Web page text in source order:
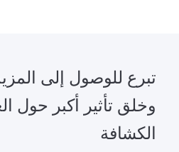
تبرع للوصول إلى
وخلق تأثير أكبر حول
الكشافة